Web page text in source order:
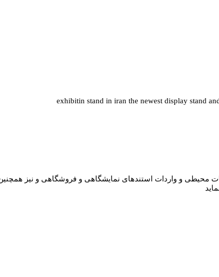
exhibitin stand in iran the newest display stand
از 10 سال سابقه در امر تبلیغات محیطی و واردات استندهای نمایشگاهی و